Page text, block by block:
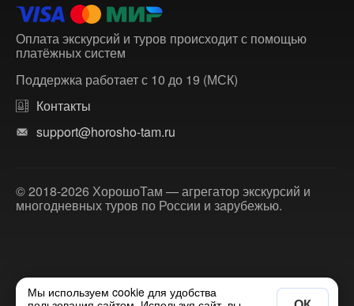
Оплата экскурсий и туров происходит с помощью
платёжных систем
Поддержка работает с 10 до 19 (МСК)
Контакты
support@horosho-tam.ru
© 2018-2026 ХорошоТам — агрегатор экскурсий и
многодневных туров по России и зарубежью.
Мы используем cookie для удобства